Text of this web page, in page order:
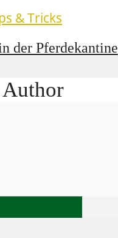
& Tricks
der Pferdekantine